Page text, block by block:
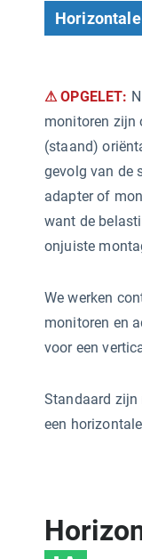
⚠ OPGELET:
monitoren zijn
(staand)
gevolg van de
adapter of
want de
onjuiste
We werken
monitoren en
voor een
Standaard zijn
een